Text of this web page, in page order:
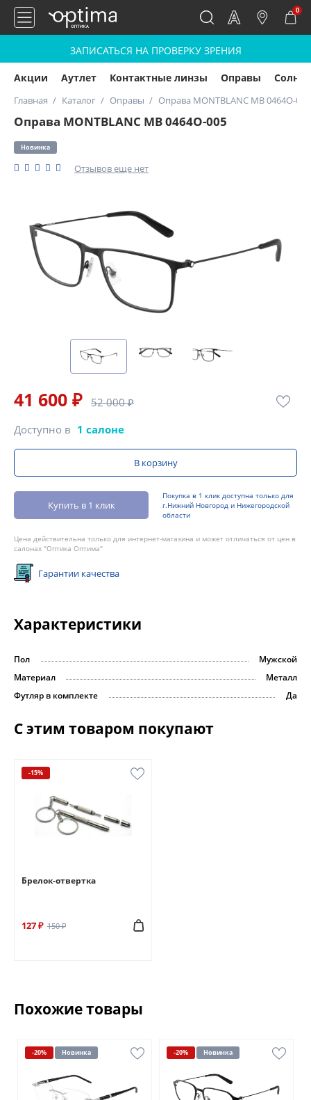
0
ЗАПИСАТЬСЯ НА ПРОВЕРКУ ЗРЕНИЯ
Акции Аутлет Контактные линзы Оправы
Главная Каталог Оправы Оправа MONTBLANC MB 0464O-005
Оправа MONTBLANC MB 0464O-005
Новинка
Отзывов еще нет
41 600 ₽ 52 000 ₽
Доступно в 1 салоне
В корзину
Купить в 1 клик
Покупка в 1 клик доступна только для
г.Нижний Новгород и Нижегородской
области
Цена действительна только для интернет-магазина и может отличаться от цен в
салонах "Оптика Оптима"
Гарантии качества
Характеристики
Пол
Мужской
Материал
Металл
Футляр в комплекте
Да
С этим товаром покупают
-15%
Брелок-отвертка
127 ₽ 150 ₽
Похожие товары
-20% Новинка -20% Новинка